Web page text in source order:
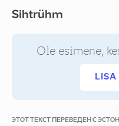
Sihtrühm
Ole esimene,
ЭТОТ ТЕКСТ ПЕРЕВЕДЕН С